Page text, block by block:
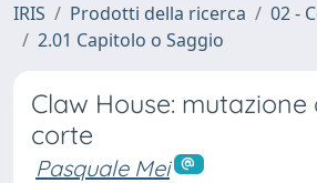
IRIS Prodotti della ricerca
02 -
2.01 Capitolo o Saggio
Claw House: mutazione
corte
Pasquale Mei